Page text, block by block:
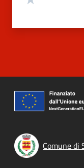
Comune di